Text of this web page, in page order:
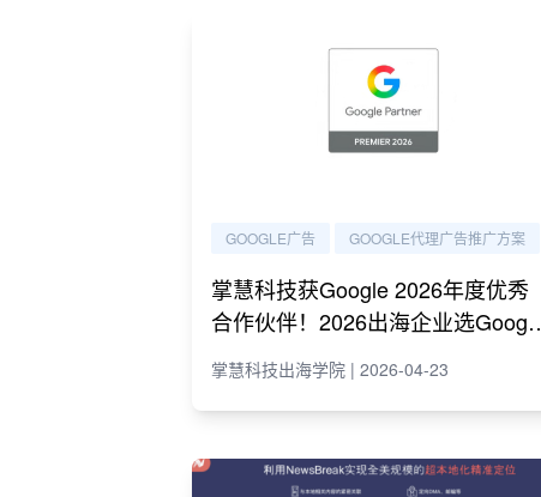
GOOGLE广告 GOOGLE代理广告推广方案
掌慧科技获Google 2026年度优秀
合作伙伴！2026出海企业选Google
掌慧科技出海学院 | 2026-04-23